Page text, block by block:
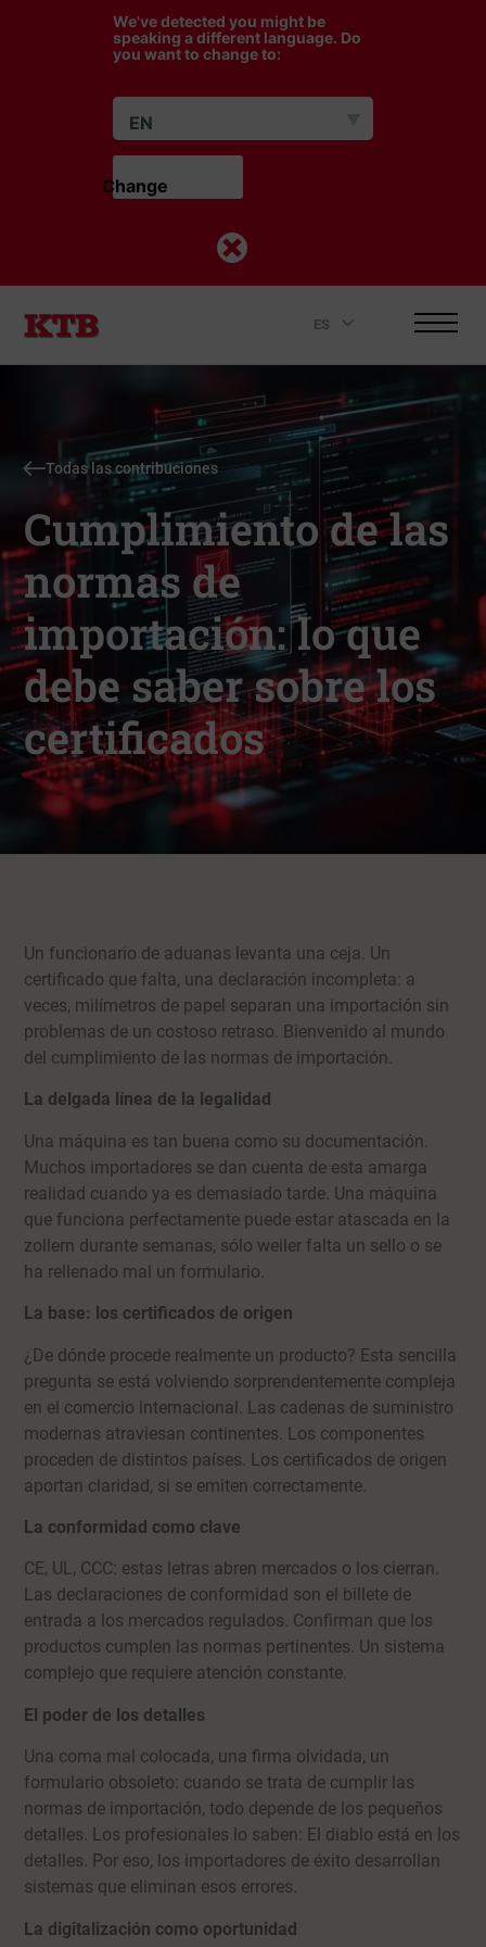
We've detected you might be
speaking a different language. Do
you want to change to:
EN
Change
ES .
Todas las contribuciones
Cumplimiento de las
normas de
importación: lo que
debe saber sobre los
certificados
Un funcionario de aduanas levanta una ceja. Un
certificado que falta, una declaración incompleta: a
veces, milímetros de papel separan una importación sin
problemas de un costoso retraso. Bienvenido al mundo
del cumplimiento de las normas de importación.
La delgada línea de la legalidad
Una máquina es tan buena como su documentación.
Muchos importadores se dan cuenta de esta amarga
realidad cuando ya es demasiado tarde. Una máquina
que funciona perfectamente puede estar atascada en la
zollern durante semanas, sólo weiler falta un sello o se
ha rellenado mal un formulario.
La base: los certificados de origen
¿De dónde procede realmente un producto? Esta sencilla
pregunta se está volviendo sorprendentemente compleja
en el comercio internacional. Las cadenas de suministro
modernas atraviesan continentes. Los componentes
proceden de distintos países. Los certificados de origen
aportan claridad, si se emiten correctamente.
La conformidad como clave
CE, UL, CCC: estas letras abren mercados o los cierran.
Las declaraciones de conformidad son el billete de
entrada a los mercados regulados. Confirman que los
productos cumplen las normas pertinentes. Un sistema
complejo que requiere atención constante.
El poder de los detalles
Una coma mal colocada, una firma olvidada, un
formulario obsoleto: cuando se trata de cumplir las
normas de importación, todo depende de los pequeños
detalles. Los profesionales lo saben: El diablo está en los
detalles. Por eso, los importadores de éxito desarrollan
sistemas que eliminan esos errores.
La digitalización como oportunidad